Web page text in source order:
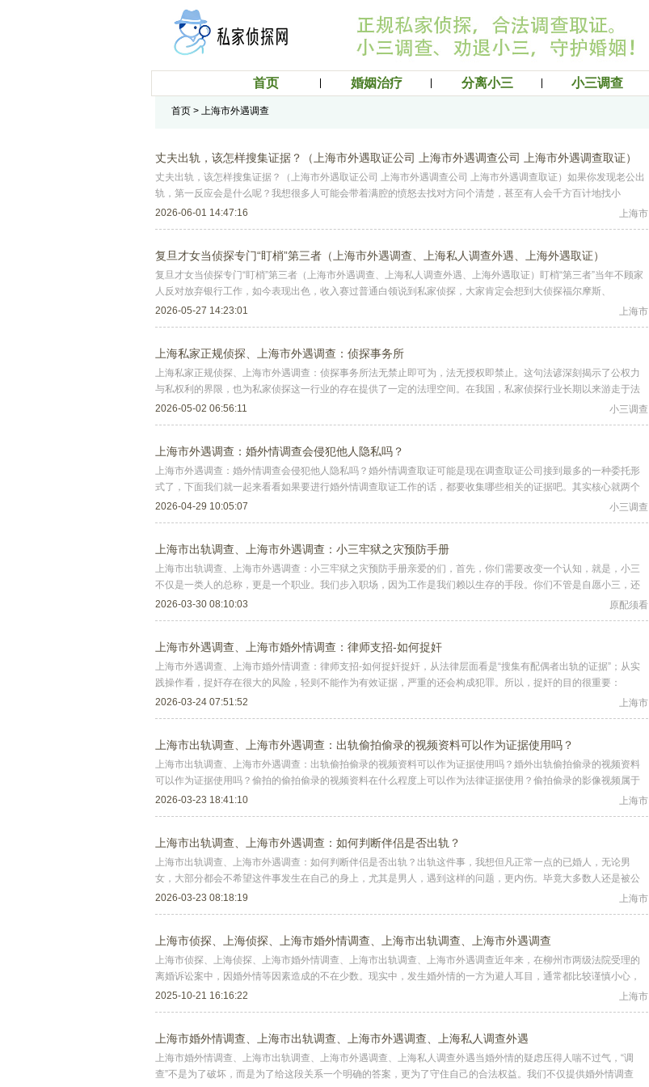
首页 婚姻治疗 分离小三 小三调查
首页 > 上海市外遇调查
丈夫出轨，该怎样搜集证据？（上海市外遇取证公司 上海市外遇调查公司 上海市外遇调查取证）
丈夫出轨，该怎样搜集证据？（上海市外遇取证公司 上海市外遇调查公司 上海市外遇调查取证）如果你发现老公出
轨，第一反应会是什么呢？我想很多人可能会带着满腔的愤怒去找对方问个清楚，甚至有人会千方百计地找小
2026-06-01 14:47:16
上海市
复旦才女当侦探专门“盯梢”第三者（上海市外遇调查、上海私人调查外遇、上海外遇取证）
复旦才女当侦探专门“盯梢”第三者（上海市外遇调查、上海私人调查外遇、上海外遇取证）盯梢“第三者”当年不顾家
人反对放弃银行工作，如今表现出色，收入赛过普通白领说到私家侦探，大家肯定会想到大侦探福尔摩斯、
2026-05-27 14:23:01
上海市
上海私家正规侦探、上海市外遇调查：侦探事务所
上海私家正规侦探、上海市外遇调查：侦探事务所法无禁止即可为，法无授权即禁止。这句法谚深刻揭示了公权力
与私权利的界限，也为私家侦探这一行业的存在提供了一定的法理空间。在我国，私家侦探行业长期以来游走于法
2026-05-02 06:56:11
小三调查
上海市外遇调查：婚外情调查会侵犯他人隐私吗？
上海市外遇调查：婚外情调查会侵犯他人隐私吗？婚外情调查取证可能是现在调查取证公司接到最多的一种委托形
式了，下面我们就一起来看看如果要进行婚外情调查取证工作的话，都要收集哪些相关的证据吧。其实核心就两个
2026-04-29 10:05:07
小三调查
上海市出轨调查、上海市外遇调查：小三牢狱之灾预防手册
上海市出轨调查、上海市外遇调查：小三牢狱之灾预防手册亲爱的们，首先，你们需要改变一个认知，就是，小三
不仅是一类人的总称，更是一个职业。我们步入职场，因为工作是我们赖以生存的手段。你们不管是自愿小三，还
2026-03-30 08:10:03
原配须看
上海市外遇调查、上海市婚外情调查：律师支招-如何捉奸
上海市外遇调查、上海市婚外情调查：律师支招-如何捉奸捉奸，从法律层面看是“搜集有配偶者出轨的证据”；从实
践操作看，捉奸存在很大的风险，轻则不能作为有效证据，严重的还会构成犯罪。所以，捉奸的目的很重要：
2026-03-24 07:51:52
上海市
上海市出轨调查、上海市外遇调查：出轨偷拍偷录的视频资料可以作为证据使用吗？
上海市出轨调查、上海市外遇调查：出轨偷拍偷录的视频资料可以作为证据使用吗？婚外出轨偷拍偷录的视频资料
可以作为证据使用吗？偷拍的偷拍偷录的视频资料在什么程度上可以作为法律证据使用？偷拍偷录的影像视频属于
2026-03-23 18:41:10
上海市
上海市出轨调查、上海市外遇调查：如何判断伴侣是否出轨？
上海市出轨调查、上海市外遇调查：如何判断伴侣是否出轨？出轨这件事，我想但凡正常一点的已婚人，无论男
女，大部分都会不希望这件事发生在自己的身上，尤其是男人，遇到这样的问题，更内伤。毕竟大多数人还是被公
信
2026-03-23 08:18:19 上海市
上海市侦探、上海侦探、上海市婚外情调查、上海市出轨调查、上海市外遇调查
上海市侦探、上海侦探、上海市婚外情调查、上海市出轨调查、上海市外遇调查近年来，在柳州市两级法院受理的
离婚诉讼案中，因婚外情等因素造成的不在少数。现实中，发生婚外情的一方为避人耳目，通常都比较谨慎小心，
2025-10-21 16:16:22
上海市
上海市婚外情调查、上海市出轨调查、上海市外遇调查、上海私人调查外遇
上海市婚外情调查、上海市出轨调查、上海市外遇调查、上海私人调查外遇当婚外情的疑虑压得人喘不过气，“调
查”不是为了破坏，而是为了给这段关系一个明确的答案，更为了守住自己的合法权益。我们不仅提供婚外情调查